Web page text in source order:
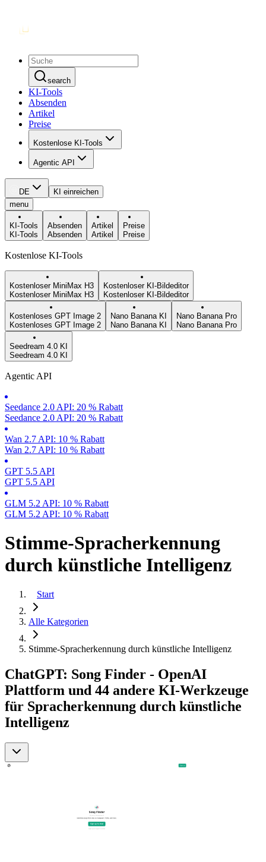
search
KI-Tools
Absenden
Artikel
Preise
Kostenlose KI-Tools
Agentic API
DE
KI einreichen
menu
KI-Tools
KI-Tools
Absenden
Absenden
Artikel
Artikel
Preise
Preise
Kostenlose KI-Tools
Kostenloser MiniMax H3
Kostenloser MiniMax H3
Kostenloser KI-Bildeditor
Kostenloser KI-Bildeditor
Kostenloses GPT Image 2
Kostenloses GPT Image 2
Nano Banana KI
Nano Banana KI
Nano Banana Pro
Nano Banana Pro
Seedream 4.0 KI
Seedream 4.0 KI
Agentic API
Seedance 2.0 API: 20 % Rabatt
Seedance 2.0 API: 20 % Rabatt
Wan 2.7 API: 10 % Rabatt
Wan 2.7 API: 10 % Rabatt
GPT 5.5 API
GPT 5.5 API
GLM 5.2 API: 10 % Rabatt
GLM 5.2 API: 10 % Rabatt
Stimme-Spracherkennung
durch künstliche Intelligenz
Start
Alle Kategorien
Stimme-Spracherkennung durch künstliche Intelligenz
ChatGPT: Song Finder - OpenAI
Plattform und 44 andere KI-Werkzeuge
für Spracherkennung durch künstliche
Intelligenz